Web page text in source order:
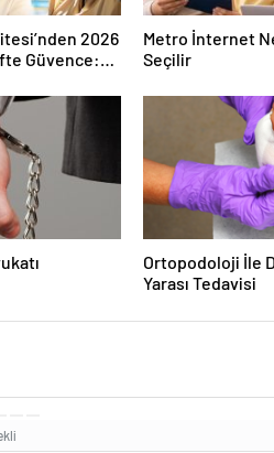
2026
Güvence:
Metro İnternet
Seçilir
Ortopodoloji İle
Yarası Tedavisi